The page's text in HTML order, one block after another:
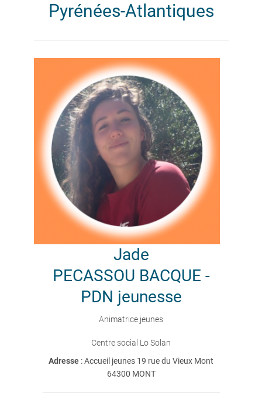
Pyrénées-Atlantiques
Jade
PECASSOU BACQUE -
PDN jeunesse
Animatrice jeunes
Centre social Lo Solan
Adresse : Accueil jeunes 19 rue du Vieux Mont
64300 MONT